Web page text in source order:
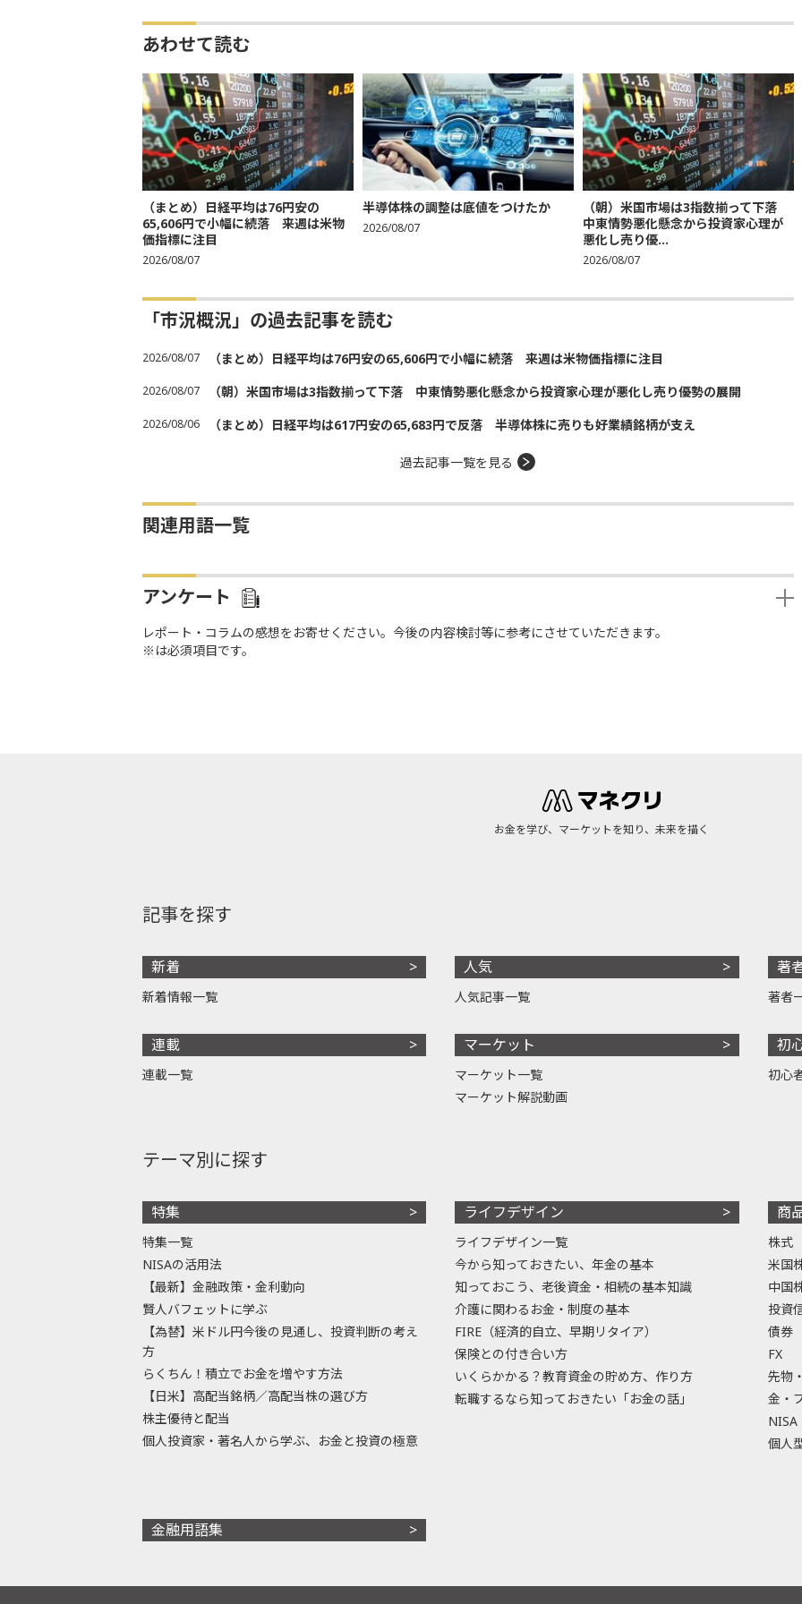
あわせて読む
（まとめ）日経平均は76円安の
65,606円で小幅に続落 来週は米物
価指標に注目
2026/08/07
半導体株の調整は底値をつけたか
2026/08/07
（朝）米国市場は3指数揃って下落
中東情勢悪化懸念から投資家心理が
悪化し売り優...
2026/08/07
「市況概況」の過去記事を読む
2026/08/07 （まとめ）日経平均は76円安の65,606円で小幅に続落 来週は米物価指標に注目
2026/08/07 （朝）米国市場は3指数揃って下落 中東情勢悪化懸念から投資家心理が悪化し売り優勢の展開
2026/08/06 （まとめ）日経平均は617円安の65,683円で反落 半導体株に売りも好業績銘柄が支え
過去記事一覧を見る
関連用語一覧
アンケート
レポート・コラムの感想をお寄せください。今後の内容検討等に参考にさせていただきます。
※は必須項目です。
お金を学び、マーケットを知り、未来を描く
記事を探す
新着
新着情報一覧
連載
連載一覧
人気
人気記事一覧
マーケット
マーケット一覧
マーケット解説動画
著
著者
初
初心
テーマ別に探す
特集
特集一覧
NISAの活用法
【最新】金融政策・金利動向
賢人バフェットに学ぶ
【為替】米ドル円今後の見通し、投資判断の考え
方
らくちん！積立でお金を増やす方法
【日米】高配当銘柄／高配当株の選び方
株主優待と配当
個人投資家・著名人から学ぶ、お金と投資の極意
ライフデザイン
ライフデザイン一覧
今から知っておきたい、年金の基本
知っておこう、老後資金・相続の基本知識
介護に関わるお金・制度の基本
FIRE（経済的自立、早期リタイア）
保険との付き合い方
いくらかかる？教育資金の貯め方、作り方
転職するなら知っておきたい「お金の話」
商
株式
米国
中国
投資
債券
FX
先物
金・
NISA
個人
金融用語集